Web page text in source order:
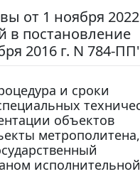
от 1 ноября 2022
в постановление
2016 г. N 784-
и сроки
объектов
исполнительной